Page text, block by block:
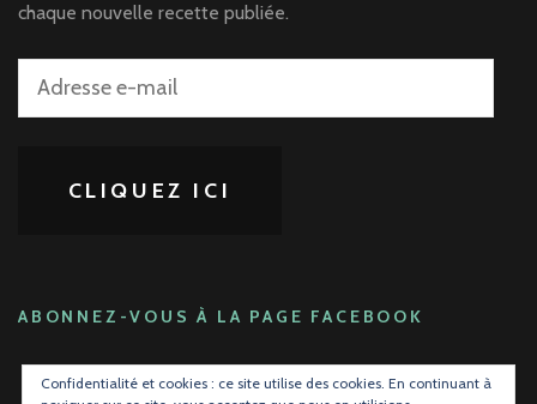
chaque nouvelle recette publiée.
Adresse
CLIQUEZ ICI
ABONNEZ-VOUS À LA PAGE FACEBOOK
Confidentialité et cookies : ce site utilise des cookies. En continuant à